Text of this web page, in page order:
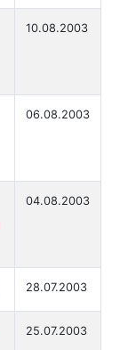
10.08.2003
06.08.2003
04.08.2003
28.07.2003
25.07.2003